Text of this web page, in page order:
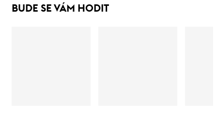
BUDE SE VÁM HODIT